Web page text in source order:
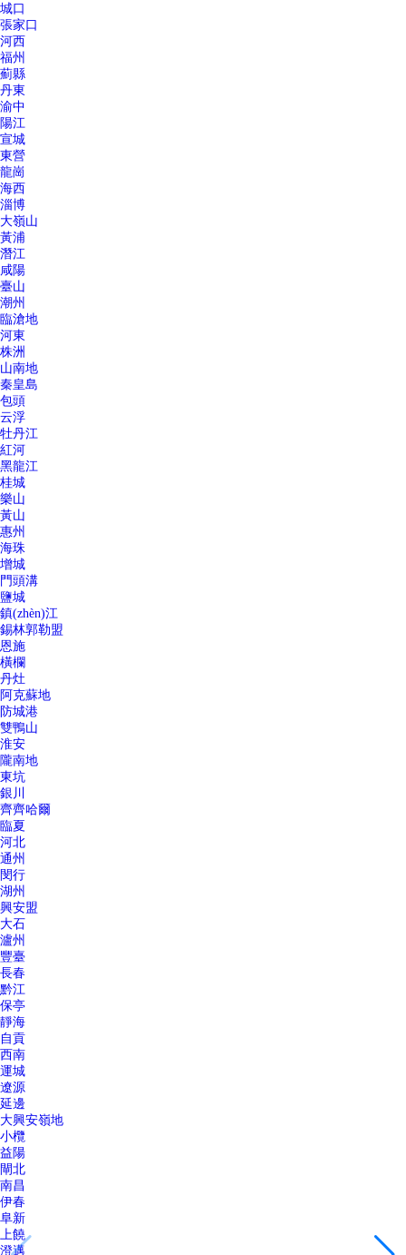
城口
張家口
河西
福州
薊縣
丹東
渝中
陽江
宣城
東營
龍崗
海西
淄博
大嶺山
黃浦
潛江
咸陽
臺山
潮州
臨滄地
河東
株洲
山南地
秦皇島
包頭
云浮
牡丹江
紅河
黑龍江
桂城
樂山
黃山
惠州
海珠
增城
門頭溝
鹽城
鎮(zhèn)江
錫林郭勒盟
恩施
橫欄
丹灶
阿克蘇地
防城港
雙鴨山
淮安
隴南地
東坑
銀川
齊齊哈爾
臨夏
河北
通州
閔行
湖州
興安盟
大石
瀘州
豐臺
長春
黔江
保亭
靜海
自貢
西南
運城
遼源
延邊
大興安嶺地
小欖
益陽
閘北
南昌
伊春
阜新
上饒
澄邁